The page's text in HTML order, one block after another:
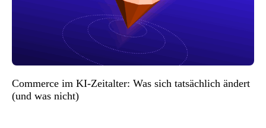
Commerce im KI-Zeitalter: Was sich tatsächlich ändert
(und was nicht)